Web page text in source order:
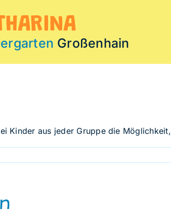
Großenhain
Kinder aus jeder Gruppe die Möglichkeit,